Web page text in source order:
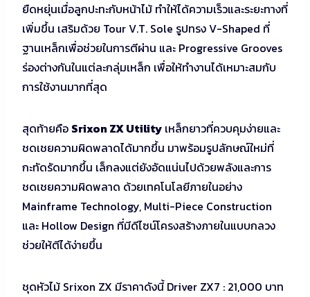
ยืดหยุ่นเมื่อลูกปะทะกับหน้าไม้ ทำให้ได้ความเร็วและระยะทางที่
เพิ่มขึ้น เสริมด้วย Tour V.T. Sole รูปทรง V-Shaped ที่
ฐานเหล็กเพื่อช่วยในการตีผ่าน และ Progressive Grooves
ร่องต่างกันในแต่ละกลุ่มเหล็ก เพื่อให้ทำงานได้เหมาะสมกับ
การใช้งานมากที่สุด
สุดท้ายคือ Srixon ZX Utility เหล็กยาวที่ควบคุมง่ายและ
ชดเชยความผิดพลาดได้มากขึ้น มาพร้อมรูปลักษณ์ใหม่ที่
กะทัดรัดมากขึ้น เล็กลงแต่ยังอัดแน่นไปด้วยพลังและการ
ชดเชยความผิดพลาด ด้วยเทคโนโลยีภายในอย่าง
Mainframe Technology, Multi-Piece Construction
และ Hollow Design ที่มีดีไซน์โครงสร้างภายในแบบกลวง
ช่วยให้ตีได้ง่ายขึ้น
ชุดหัวไม้ Srixon ZX มีราคาดังนี้ Driver ZX7 : 21,000 บาท